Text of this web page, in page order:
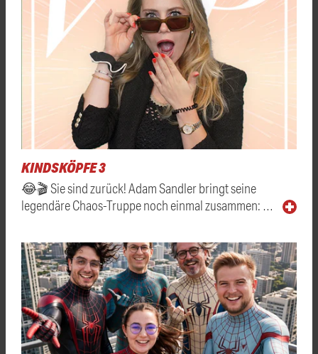
KINDSKÖPFE 3
😂🎬 Sie sind zurück! Adam Sandler bringt seine
legendäre Chaos-Truppe noch einmal zusammen: …